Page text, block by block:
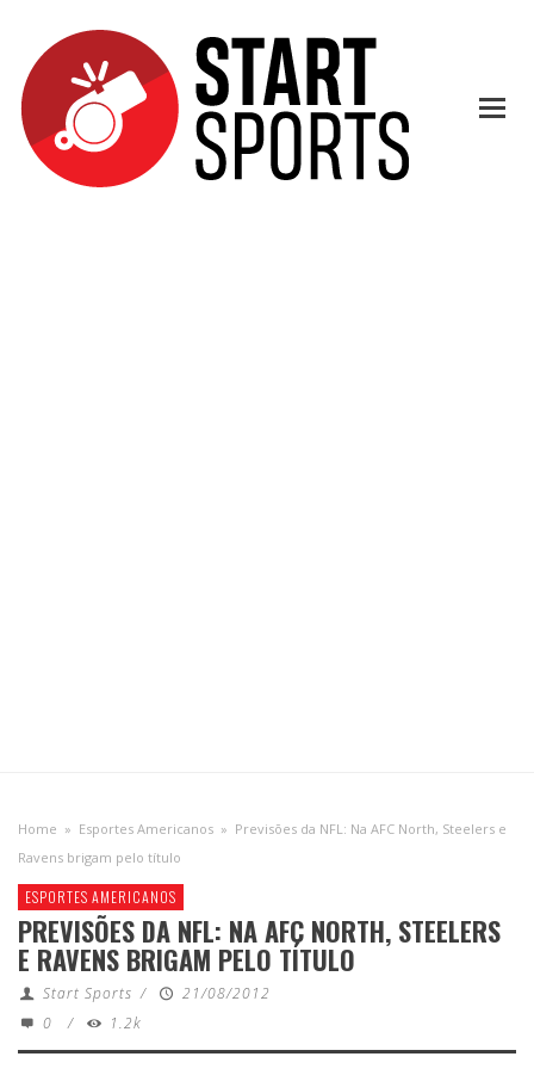
Home » Esportes Americanos » Previsões da NFL: Na AFC North, Steelers e
Ravens brigam pelo título
ESPORTES AMERICANOS
PREVISÕES DA NFL: NA AFC NORTH, STEELERS
E RAVENS BRIGAM PELO TÍTULO
Start Sports /
21/08/2012
0
/ 1.2k